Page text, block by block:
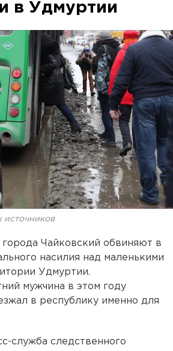
в Удмуртии
источников
Чайковский обвиняют в
насилия над маленькими
Удмуртии.
мужчина в этом году
в республику именно для
служба следственного